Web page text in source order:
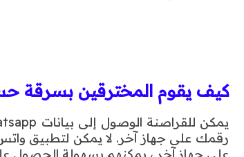
كيف يقوم المخترقين بسرقة
رقمك على جهاز آخر. لا يمكن لتطبيق
على جهاز آخر ، يمكنهم بسهولة الحصول